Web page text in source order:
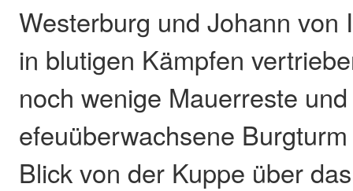
Westerburg und Johann von
in blutigen Kämpfen
noch wenige Mauerreste
efeuüberwachsene
Blick von der Kuppe über